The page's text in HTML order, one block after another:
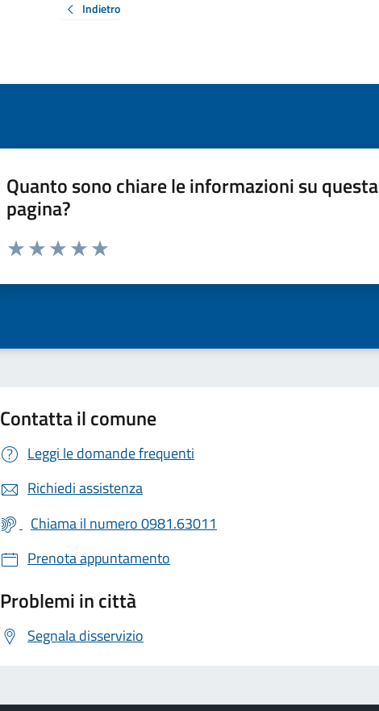
Indietro
Quanto sono chiare le informazioni su questa
pagina?
Valuta da 1 a 5 stelle la pagina
Contatta il comune
Leggi le domande frequenti
Richiedi assistenza
Chiama il numero 0981.63011
Prenota appuntamento
Problemi in città
Segnala disservizio